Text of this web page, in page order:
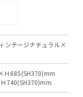
ンテージナチュラル×
685(SH370)mm
740(SH370)mm